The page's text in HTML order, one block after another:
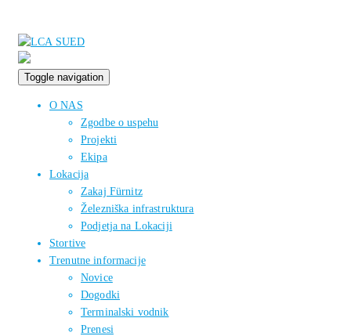
Toggle navigation
O NAS
Zgodbe o uspehu
Projekti
Ekipa
Lokacija
Zakaj Fürnitz
Železniška infrastruktura
Podjetja na Lokaciji
Stortive
Trenutne informacije
Novice
Dogodki
Terminalski vodnik
Prenesi